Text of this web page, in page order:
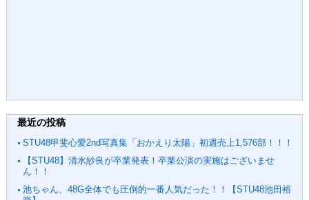
最近の投稿
STU48甲斐心愛2nd写真集「おかえり太陽」初週売上1,576部！！！
【STU48】清水紗良が卒業発表！卒業公演の実施はございませ
ん！！
池ちゃん、48G全体でも圧倒的一番人気だった！！【STU48池田裕